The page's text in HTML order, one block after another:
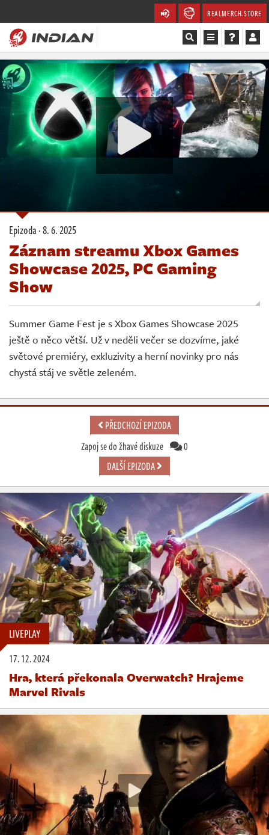
REALMERCH.STORE
Magazín
Recenze
Videa
Soutěže
Komunita
Redakce
Živě
Epizoda ·8. 6. 2025
Záznam streamu Xbox Games
Showcase 2025, PC Gaming
Show
Summer Game Fest je s Xbox Games Showcase 2025
ještě o něco větší. Už v neděli večer se dozvíme, jaké
světové premiéry, exkluzivity a herní novinky pro nás
chystá stáj ve světle zeleném.
PŘEDCHOZÍ EPIZODA
Zapoj se do žhavé diskuze
0
DALŠÍ EPIZODA
LIVEPLAY
17. 12. 2024
Hra, která překonala Overwatch? Hrajeme
Marvel Rivals